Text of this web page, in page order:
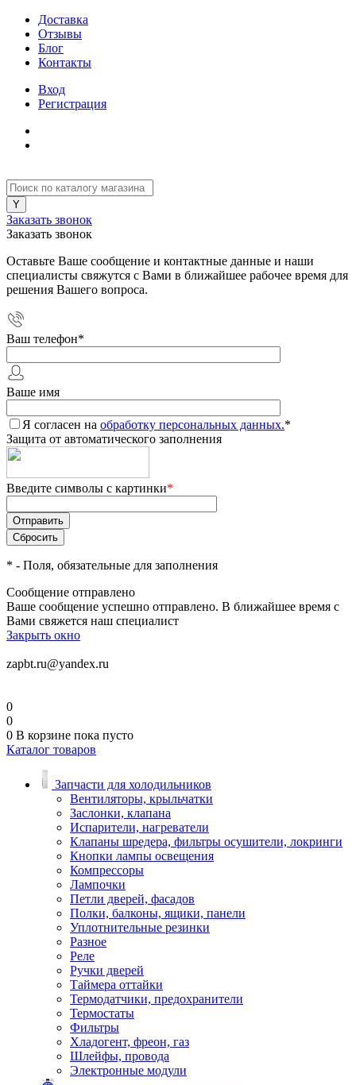
Доставка
Отзывы
Блог
Контакты
Вход
Регистрация
Заказать звонок
Заказать звонок
Оставьте Ваше сообщение и контактные данные и наши
специалисты свяжутся с Вами в ближайшее рабочее время для
решения Вашего вопроса.
Ваш телефон*
Ваше имя
Я согласен на обработку персональных данных.*
Защита от автоматического заполнения
Введите символы с картинки*
* - Поля, обязательные для заполнения
Сообщение отправлено
Ваше сообщение успешно отправлено. В ближайшее время с
Вами свяжется наш специалист
Закрыть окно
zapbt.ru@yandex.ru
0
0
0 В корзине пока пусто
Каталог товаров
Запчасти для холодильников
Вентиляторы, крыльчатки
Заслонки, клапана
Испарители, нагреватели
Клапаны шредера, фильтры осушители, локринги
Кнопки лампы освещения
Компрессоры
Лампочки
Петли дверей, фасадов
Полки, балконы, ящики, панели
Уплотнительные резинки
Разное
Реле
Ручки дверей
Таймера оттайки
Термодатчики, предохранители
Термостаты
Фильтры
Хладогент, фреон, газ
Шлейфы, провода
Электронные модули